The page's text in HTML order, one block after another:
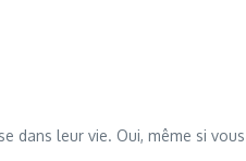
leur vie. Oui, même si